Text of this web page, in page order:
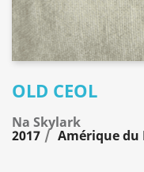
OLD CEOL
Na Skylark
2017 Amérique du